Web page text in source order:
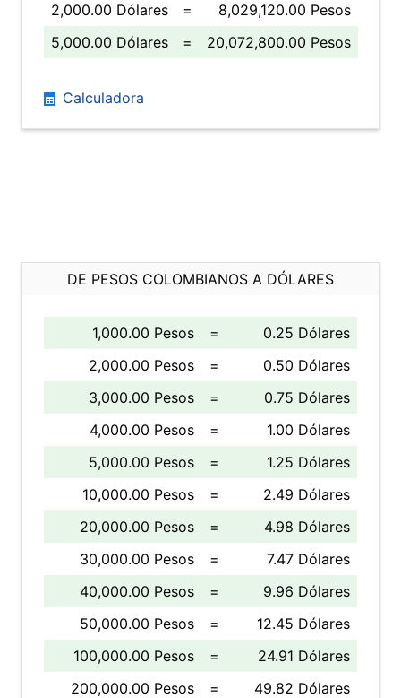
2,000.00 Dólares
=
8,029,120.00 Pesos
5,000.00 Dólares
= 20,072,800.00 Pesos
Calculadora
DE PESOS COLOMBIANOS A DÓLARES
1,000.00 Pesos =
0.25 Dólares
2,000.00 Pesos
=
0.50 Dólares
3,000.00 Pesos
=
0.75 Dólares
4,000.00 Pesos
=
1.00 Dólares
5,000.00 Pesos
=
1.25 Dólares
10,000.00 Pesos
=
2.49 Dólares
20,000.00 Pesos
=
4.98 Dólares
30,000.00 Pesos
=
7.47 Dólares
40,000.00 Pesos
=
9.96 Dólares
50,000.00 Pesos
=
12.45 Dólares
100,000.00 Pesos
=
24.91 Dólares
200,000.00 Pesos
= 49.82 Dólares